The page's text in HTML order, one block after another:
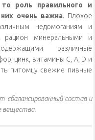
роль правильного и
очень важна. Плохое
недомоганиям и
рацион минеральными и
различные
цинк, витамины С, А, D и
питомцу свежие пивные
сбалансированный состав и
вещества.